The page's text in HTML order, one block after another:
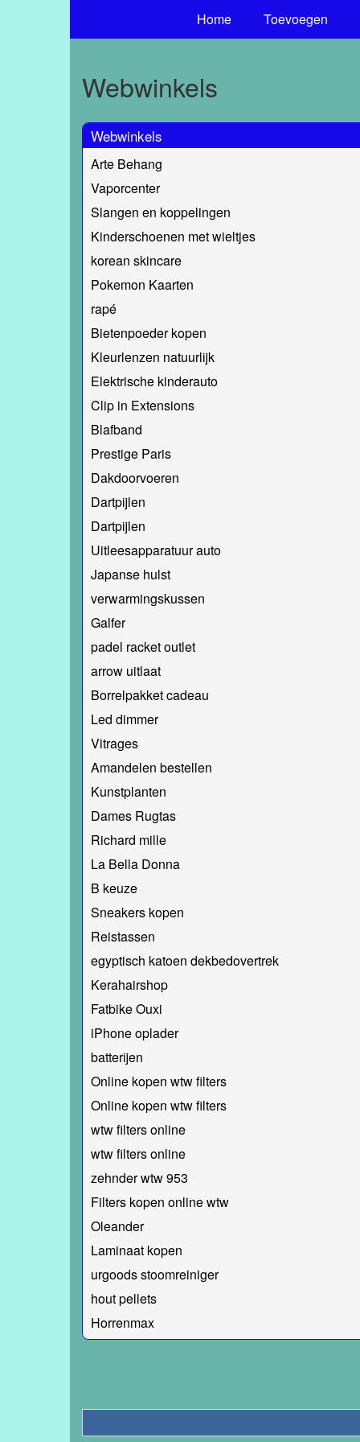
Home Toevoegen
Webwinkels
Webwinkels
Arte Behang
Vaporcenter
Slangen en koppelingen
Kinderschoenen met wieltjes
korean skincare
Pokemon Kaarten
rapé
Bietenpoeder kopen
Kleurlenzen natuurlijk
Elektrische kinderauto
Clip in Extensions
Blafband
Prestige Paris
Dakdoorvoeren
Dartpijlen
Dartpijlen
Uitleesapparatuur auto
Japanse hulst
verwarmingskussen
Galfer
padel racket outlet
arrow uitlaat
Borrelpakket cadeau
Led dimmer
Vitrages
Amandelen bestellen
Kunstplanten
Dames Rugtas
Richard mille
La Bella Donna
B keuze
Sneakers kopen
Reistassen
egyptisch katoen dekbedovertrek
Kerahairshop
Fatbike Ouxi
iPhone oplader
batterijen
Online kopen wtw filters
Online kopen wtw filters
wtw filters online
wtw filters online
zehnder wtw 953
Filters kopen online wtw
Oleander
Laminaat kopen
urgoods stoomreiniger
hout pellets
Horrenmax